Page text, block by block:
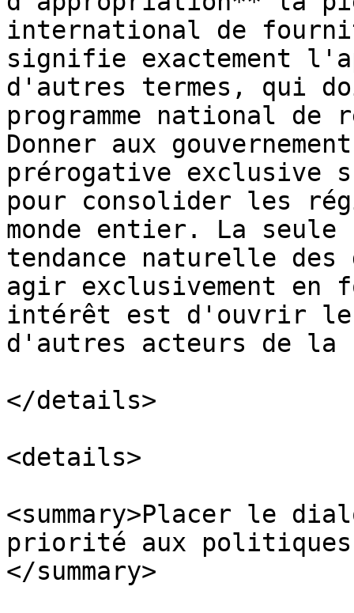
international de
signifie exactement
d'autres termes, qui
programme national de
Donner aux
prérogative exclusive
pour consolider les
monde entier. La
tendance naturelle
agir exclusivement en
intérêt est d'ouvrir le
d'autres acteurs de la
</details>
<details>
<summary>Placer le
priorité aux
</summary>